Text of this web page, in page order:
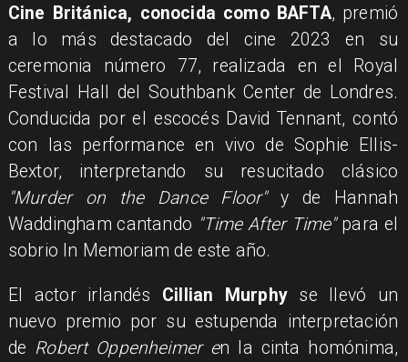
Cine Británica, conocida como BAFTA, premió
a lo más destacado del cine 2023 en su
ceremonia número 77, realizada en el Royal
Festival Hall del Southbank Center de Londres.
Conducida por el escocés David Tennant, contó
con las performance en vivo de Sophie Ellis-
Bextor, interpretando su resucitado clásico
"Murder on the Dance Floor"y de Hannah
Waddingham cantando "Time After Time"para el
sobrio In Memoriam de este año.
El actor irlandés Cillian Murphyse llevó un
nuevo premio por su estupenda interpretación
de Robert Oppenheimer en la cinta homónima,